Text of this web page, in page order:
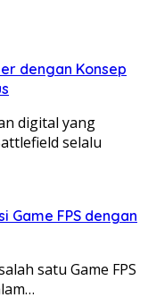
dengan Konsep
digital yang
selalu
Game FPS dengan
satu Game FPS